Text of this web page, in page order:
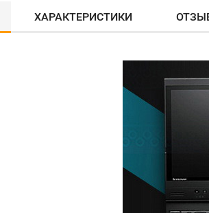
ХАРАКТЕРИСТИКИ